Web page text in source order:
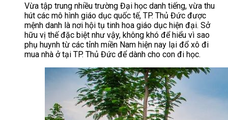
Vừa tập trung nhiều trường Đại học danh tiếng, vừa thu
hút các mô hình giáo dục quốc tế, TP. Thủ Đức được
mệnh danh là nơi hội tụ tinh hoa giáo dục hiện đại. Sở
hữu vị thế đặc biệt như vậy, không khó để hiểu vì sao
phụ huynh từ các tỉnh miền Nam hiện nay lại đổ xô đi
mua nhà ở tại TP. Thủ Đức để dành cho con đi học.